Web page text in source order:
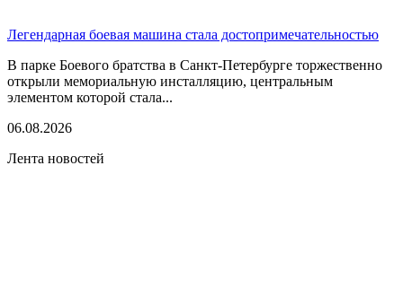
Легендарная боевая машина стала достопримечательностью
В парке Боевого братства в Санкт-Петербурге торжественно
открыли мемориальную инсталляцию, центральным
элементом которой стала...
06.08.2026
Лента новостей